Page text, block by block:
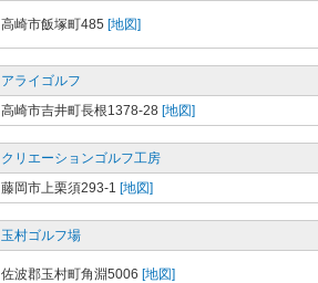
高崎市飯塚町485 [地図]
アライゴルフ
高崎市吉井町長根1378-28 [地図]
クリエーションゴルフ工房
藤岡市上栗須293-1 [地図]
玉村ゴルフ場
佐波郡玉村町角淵5006 [地図]